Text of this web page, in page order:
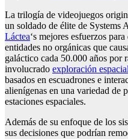
La trilogía de videojuegos
un soldado de élite de Systems
Láctea‘s mejores esfuerzos
entidades no orgánicas que
galáctico cada 50.000 años por
involucrado exploración espacial
basados ​​en escuadrones e
alienígenas en una variedad de
estaciones espaciales.
Además de su enfoque de los
sus decisiones que podrían